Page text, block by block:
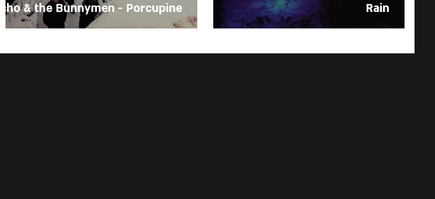
Rain
Echo & the Bunnymen - Porcupine